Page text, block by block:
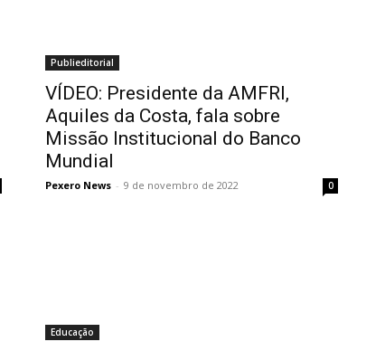
Publieditorial
VÍDEO: Presidente da AMFRI,
Aquiles da Costa, fala sobre
Missão Institucional do Banco
Mundial
Pexero News - 9 de novembro de 2022 0
Educação